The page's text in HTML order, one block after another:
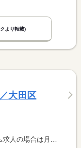
より転載)
大田区
場合は時間額を表示しています。